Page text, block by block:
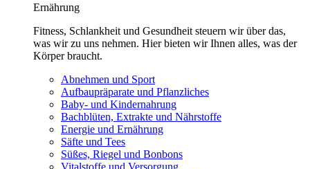
Ernährung
Fitness, Schlankheit und Gesundheit steuern wir über das,
was wir zu uns nehmen. Hier bieten wir Ihnen alles, was der
Körper braucht.
Abnehmen und Sport
Aufbaupräparate und Pflanzliches
Baby- und Kindernahrung
Bachblüten, Extrakte und Nährstoffe
Energie und Ernährung
Säfte und Tees
Süßes, Riegel und Bonbons
Vitalstoffe und Versorgung